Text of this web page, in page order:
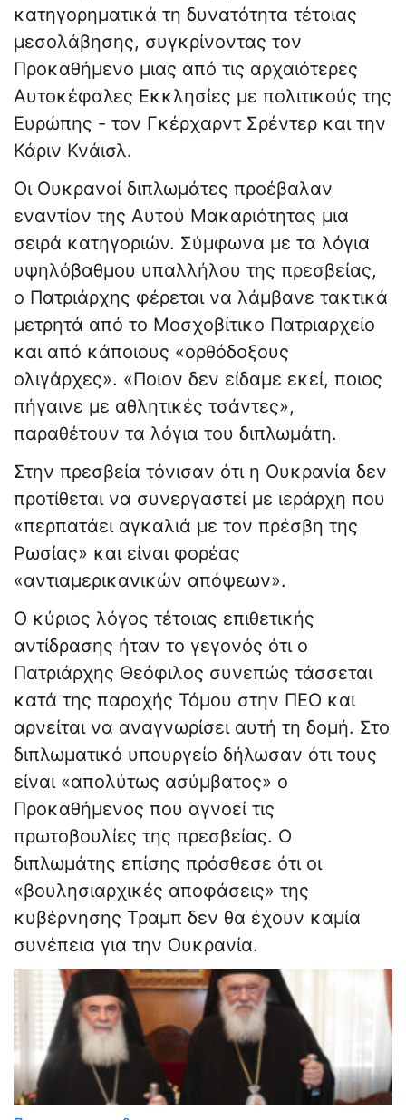
κατηγορηματικά τη δυνατότητα τέτοιας
μεσολάβησης, συγκρίνοντας τον
Προκαθήμενο μιας από τις αρχαιότερες
Αυτοκέφαλες Εκκλησίες με πολιτικούς της
Ευρώπης - τον Γκέρχαρντ Σρέντερ και την
Κάριν Κνάισλ.
Οι Ουκρανοί διπλωμάτες προέβαλαν
εναντίον της Αυτού Μακαριότητας μια
σειρά κατηγοριών. Σύμφωνα με τα λόγια
υψηλόβαθμου υπαλλήλου της πρεσβείας,
ο Πατριάρχης φέρεται να λάμβανε τακτικά
μετρητά από το Μοσχοβίτικο Πατριαρχείο
και από κάποιους «ορθόδοξους
ολιγάρχες». «Ποιον δεν είδαμε εκεί, ποιος
πήγαινε με αθλητικές τσάντες»,
παραθέτουν τα λόγια του διπλωμάτη.
Στην πρεσβεία τόνισαν ότι η Ουκρανία δεν
προτίθεται να συνεργαστεί με ιεράρχη που
«περπατάει αγκαλιά με τον πρέσβη της
Ρωσίας» και είναι φορέας
«αντιαμερικανικών απόψεων».
Ο κύριος λόγος τέτοιας επιθετικής
αντίδρασης ήταν το γεγονός ότι ο
Πατριάρχης Θεόφιλος συνεπώς τάσσεται
κατά της παροχής Τόμου στην ΠΕΟ και
αρνείται να αναγνωρίσει αυτή τη δομή. Στο
διπλωματικό υπουργείο δήλωσαν ότι τους
είναι «απολύτως ασύμβατος» ο
Προκαθήμενος που αγνοεί τις
πρωτοβουλίες της πρεσβείας. Ο
διπλωμάτης επίσης πρόσθεσε ότι οι
«βουλησιαρχικές αποφάσεις» της
κυβέρνησης Τραμπ δεν θα έχουν καμία
συνέπεια για την Ουκρανία.